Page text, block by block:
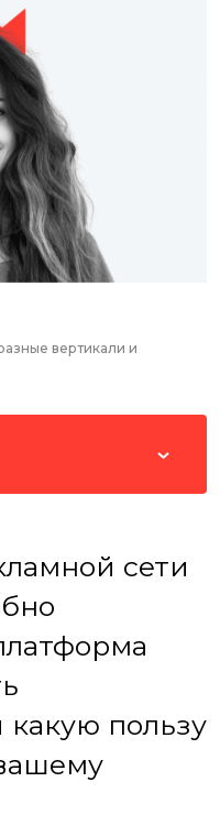
вертикали и
сети
пользу